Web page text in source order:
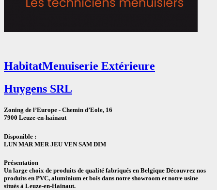
HabitatMenuiserie Extérieure
Huygens SRL
Zoning de l’Europe - Chemin d’Eole, 16
7900 Leuze-en-hainaut
Disponible :
LUN MAR MER JEU VEN SAM DIM
Présentation
Un large choix de produits de qualité fabriqués en Belgique Découvrez nos
produits en PVC, aluminium et bois dans notre showroom et notre usine
situés à Leuze-en-Hainaut.